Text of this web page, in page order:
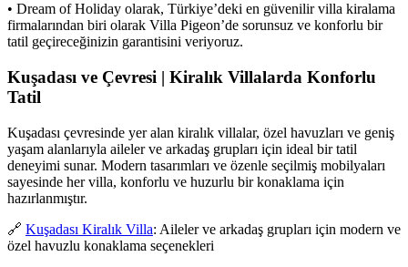
• Dream of Holiday olarak, Türkiye’deki en güvenilir villa kiralama
firmalarından biri olarak Villa Pigeon’de sorunsuz ve konforlu bir
tatil geçireceğinizin garantisini veriyoruz.
Kuşadası ve Çevresi | Kiralık Villalarda Konforlu
Tatil
Kuşadası çevresinde yer alan kiralık villalar, özel havuzları ve geniş
yaşam alanlarıyla aileler ve arkadaş grupları için ideal bir tatil
deneyimi sunar. Modern tasarımları ve özenle seçilmiş mobilyaları
sayesinde her villa, konforlu ve huzurlu bir konaklama için
hazırlanmıştır.
🔗 Kuşadası Kiralık Villa: Aileler ve arkadaş grupları için modern ve
özel havuzlu konaklama seçenekleri